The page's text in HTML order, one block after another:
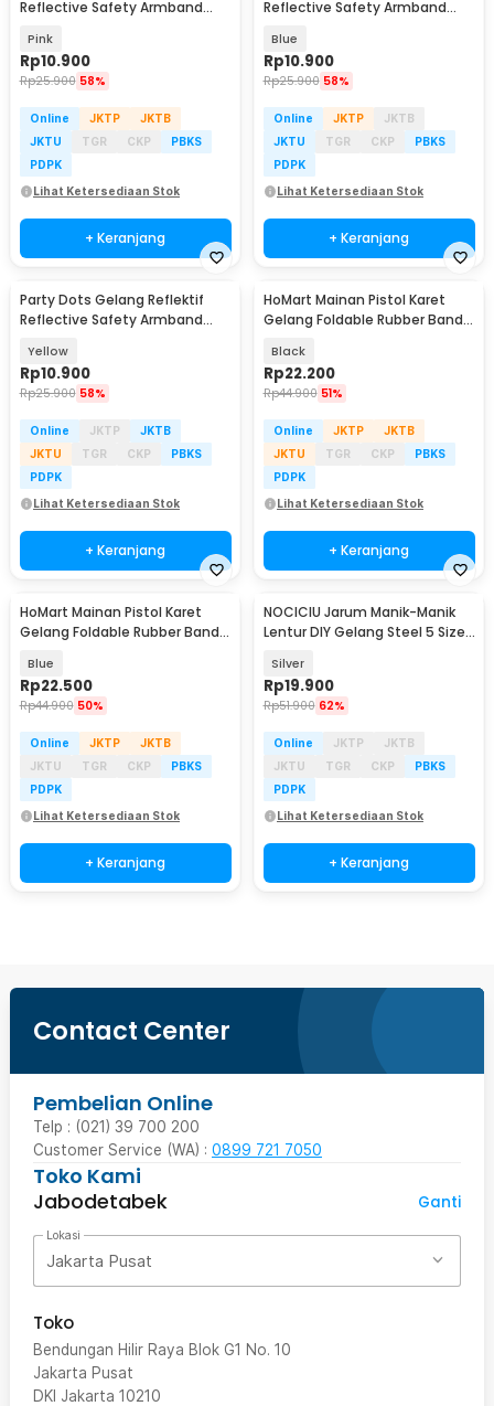
Reflective Safety Armband
Pink
Rp10.900
Rp25.900 58%
Online JKTP
JKTB
JKTU
TGR CKP
PBKS
PDPK
Lihat Ketersediaan Stok
+ Keranjang
Reflective Safety Armband
Blue
Rp10.900
Rp25.900 58%
Online JKTP
JKTB
JKTU
TGR CKP
PBKS
PDPK
Lihat Ketersediaan Stok
+ Keranjang
Party Dots Gelang Reflektif
Reflective Safety Armband
Yellow
Rp10.900
Rp25.900 58%
Online JKTP
JKTB
JKTU
TGR CKP
PBKS
PDPK
Lihat Ketersediaan Stok
+ Keranjang
HoMart Mainan Pistol Karet
Gelang Foldable Rubber Band
Black
Rp22.200
Rp44.900 51%
Online JKTP
JKTB
JKTU
TGR CKP
PBKS
PDPK
Lihat Ketersediaan Stok
+ Keranjang
HoMart Mainan Pistol Karet
Gelang Foldable Rubber Band
Blue
Rp22.500
Rp44.900 50%
Online JKTP
JKTB
JKTU
TGR CKP
PBKS
PDPK
Lihat Ketersediaan Stok
+ Keranjang
NOCICIU Jarum Manik-Manik
Lentur DIY Gelang Steel 5 Size
Silver
Rp19.900
Rp51.900 62%
Online JKTP
JKTB
JKTU
TGR CKP
PBKS
PDPK
Lihat Ketersediaan Stok
+ Keranjang
Contact Center
Pembelian Online
Telp : (021) 39 700 200
Customer Service (WA) : 0899 721 7050
Toko Kami
Jabodetabek
Ganti
Lokasi
Jakarta Pusat
Toko
Bendungan Hilir Raya Blok G1 No. 10
Jakarta Pusat
DKI Jakarta 10210